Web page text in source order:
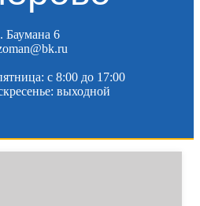
Баумана 6
c 8:00 до 17:00
выходной